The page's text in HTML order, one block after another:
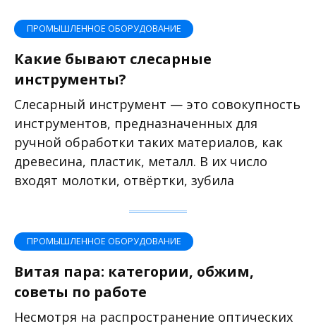
ПРОМЫШЛЕННОЕ ОБОРУДОВАНИЕ
Какие бывают слесарные
инструменты?
Слесарный инструмент — это совокупность
инструментов, предназначенных для
ручной обработки таких материалов, как
древесина, пластик, металл. В их число
входят молотки, отвёртки, зубила
ПРОМЫШЛЕННОЕ ОБОРУДОВАНИЕ
Витая пара: категории, обжим,
советы по работе
Несмотря на распространение оптических